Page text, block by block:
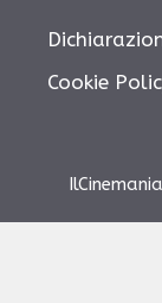
Cookie